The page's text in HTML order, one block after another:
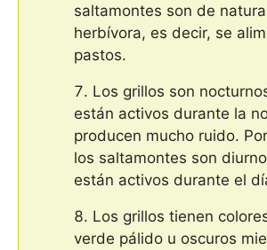
saltamontes son de
herbívora, es decir, se
pastos.
Los grillos son
están activos durante la
producen mucho ruido.
los saltamontes son
están activos durante el
Los grillos tienen
verde pálido u oscuros